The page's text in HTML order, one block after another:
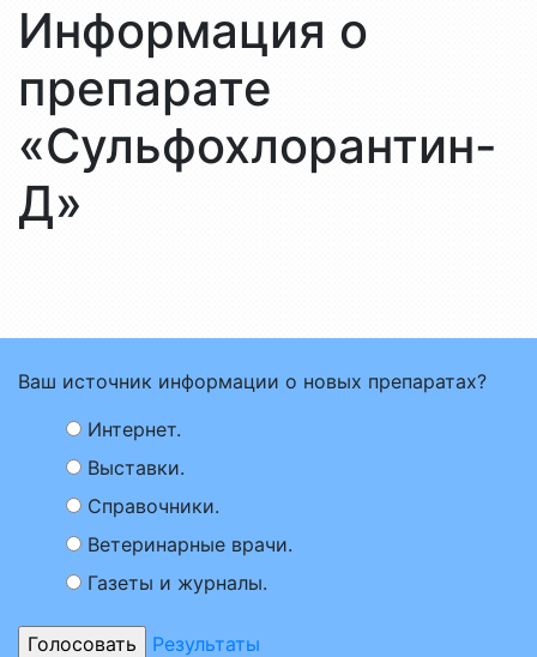
Информация о
препарате
«Сульфохлорантин-
Д»
Ваш источник информации о новых препаратах?
Интернет.
Выставки.
Справочники.
Ветеринарные врачи.
Газеты и журналы.
Результаты